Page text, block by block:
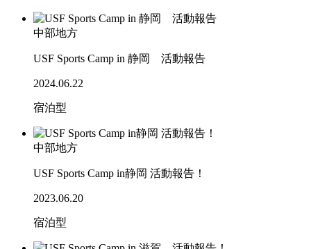
中部地方
USF Sports Camp in 静岡 活動報告
2024.06.22
宿泊型
中部地方
USF Sports Camp in静岡 活動報告！
2023.06.20
宿泊型